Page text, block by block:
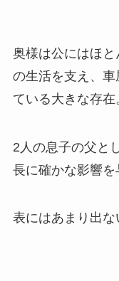
奥様は公にはほ
の生活を支え、
ている大きな存在
2人の息子の父と
長に確かな影響を
表にはあまり出な